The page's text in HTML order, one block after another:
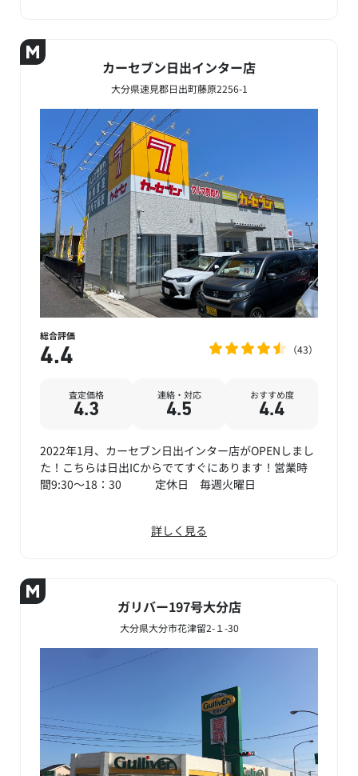
カーセブン日出インター店
大分県速見郡日出町藤原2256-1
総合評価
4.4 43
査定価格
4.3
連絡・対応
4.5
おすすめ度
4.4
2022年1月、カーセブン日出インター店がOPENしまし
た！こちらは日出ICからでてすぐにあります！営業時
間9:30～18：30 定休日 毎週火曜日
詳しく見る
ガリバー197号大分店
大分県大分市花津留2-１-30